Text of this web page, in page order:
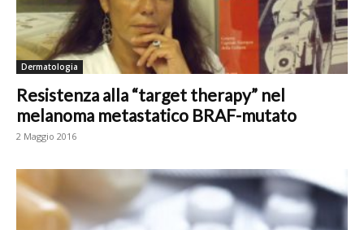
Dermatologia
Resistenza alla “target therapy” nel
melanoma metastatico BRAF-mutato
2 Maggio 2016